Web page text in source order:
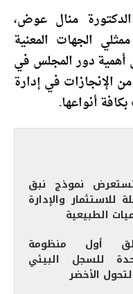
منال عوض،
الجهات المعنية
أهمية دور المجلس في
الإنجازات في إدارة
أنواعها.
تستعرض نموذج نبق
للاستثمار والإدارة
الطبيعية
أول منظومة
للسجل البيئي
الأخضر